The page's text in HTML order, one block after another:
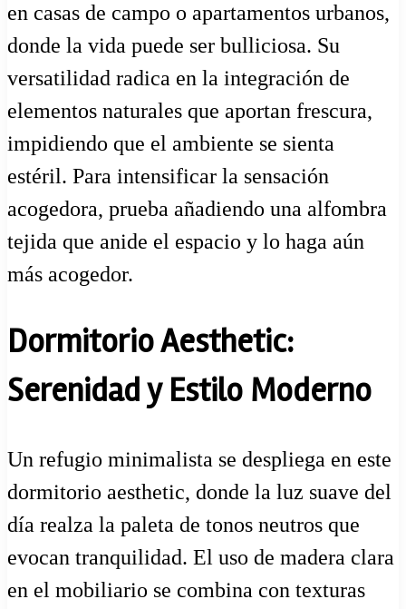
en casas de campo o apartamentos urbanos,
donde la vida puede ser bulliciosa. Su
versatilidad radica en la integración de
elementos naturales que aportan frescura,
impidiendo que el ambiente se sienta
estéril. Para intensificar la sensación
acogedora, prueba añadiendo una alfombra
tejida que anide el espacio y lo haga aún
más acogedor.
Dormitorio Aesthetic:
Serenidad y Estilo Moderno
Un refugio minimalista se despliega en este
dormitorio aesthetic, donde la luz suave del
día realza la paleta de tonos neutros que
evocan tranquilidad. El uso de madera clara
en el mobiliario se combina con texturas